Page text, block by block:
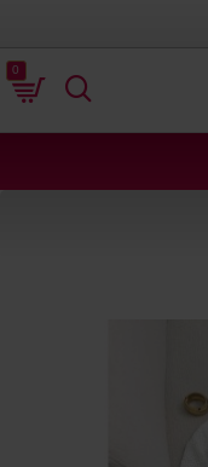
0